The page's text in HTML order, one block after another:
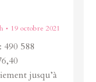
19 octobre 2021
588
jusqu’à